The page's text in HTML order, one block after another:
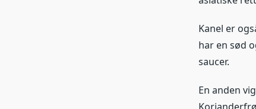
Kanel er
har en sød
saucer.
En anden